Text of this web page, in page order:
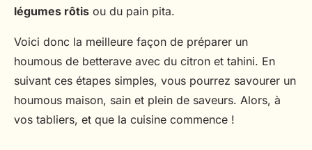
légumes rôtis ou du pain pita.
Voici donc la meilleure façon de préparer un
houmous de betterave avec du citron et tahini. En
suivant ces étapes simples, vous pourrez savourer un
houmous maison, sain et plein de saveurs. Alors, à
vos tabliers, et que la cuisine commence !